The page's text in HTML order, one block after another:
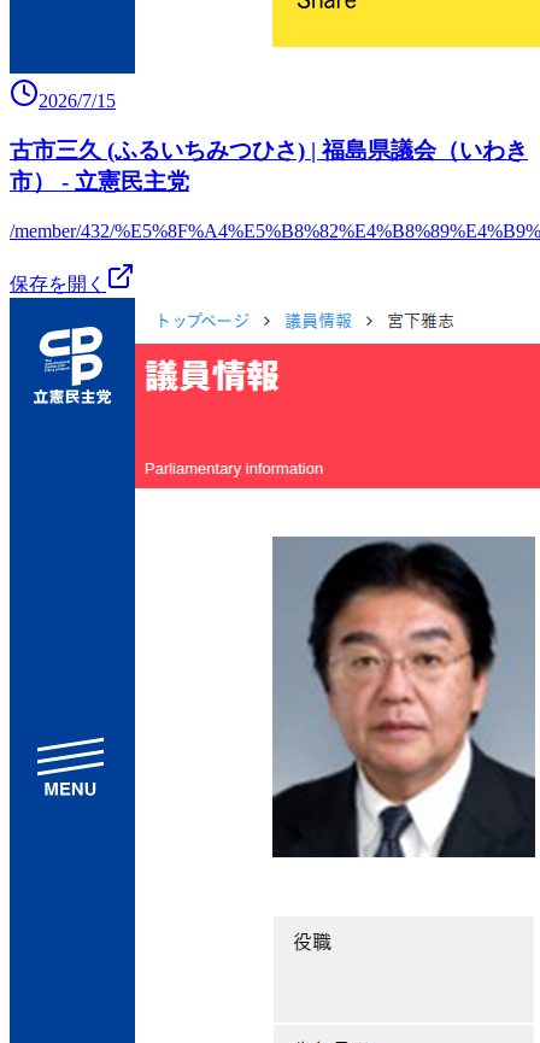
2026/7/15
古市三久 (ふるいちみつひさ) | 福島県議会（いわき
市） - 立憲民主党
/member/432/
保存を開く